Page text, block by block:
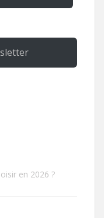
en 2026 ?